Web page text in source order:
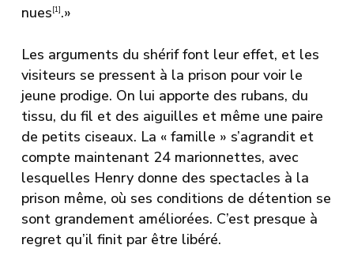
nues [1] .»
Les arguments du shérif font leur effet, et les
visiteurs se pressent à la prison pour voir le
jeune prodige. On lui apporte des rubans, du
tissu, du fil et des aiguilles et même une paire
de petits ciseaux. La « famille » s’agrandit et
compte maintenant 24 marionnettes, avec
lesquelles Henry donne des spectacles à la
prison même, où ses conditions de détention se
sont grandement améliorées. C’est presque à
regret qu’il finit par être libéré.